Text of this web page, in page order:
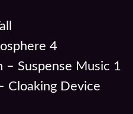
4
– Suspense Music 1
Cloaking Device